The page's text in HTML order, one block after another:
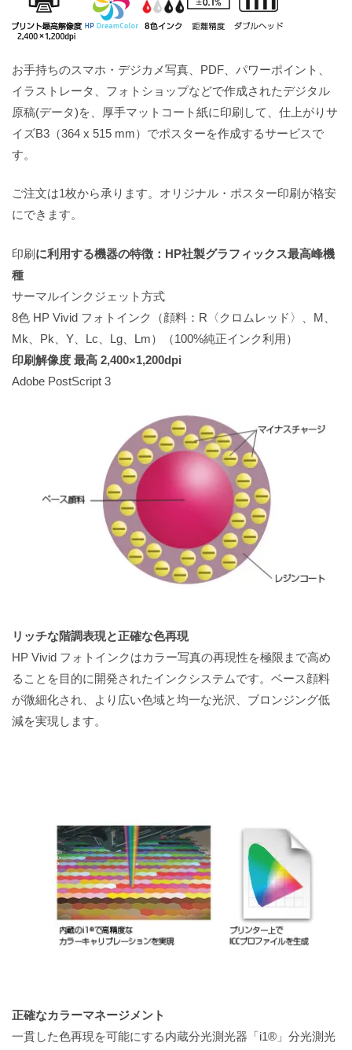
お手持ちのスマホ・デジカメ写真、PDF、パワーポイント、
イラストレータ、フォトショップなどで作成されたデジタル
原稿(データ)を、厚手マットコート紙に印刷して、仕上がりサ
イズB3（364 x 515 mm）でポスターを作成するサービスで
す。
ご注文は1枚から承ります。オリジナル・ポスター印刷が格安
にできます。
印刷 に利用する機器の特徴：HP社製グラフィックス最高峰機
種
サーマルインクジェット方式
8色 HP Vivid フォトインク（顔料：R〈クロムレッド〉、M、
Mk、Pk、Y、Lc、Lg、Lm）（100%純正インク利用）
印刷解像度 最高 2,400×1,200dpi
Adobe PostScript 3
リッチな階調表現と正確な色再現
HP Vivid フォトインクはカラー写真の再現性を極限まで高め
ることを目的に開発されたインクシステムです。ベース顔料
が微細化され、より広い色域と均一な光沢、ブロンジング低
減を実現します。
正確なカラーマネージメント
一貫した色再現を可能にする内蔵分光測光器「i1®」分光測光